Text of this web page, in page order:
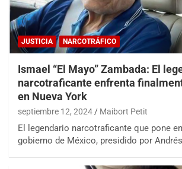
JUSTICIA NARCOTRÁFICO
Ismael “El Mayo” Zambada: El
narcotraficante enfrenta
en Nueva York
septiembre 12, 2024 Maibort Petit
El legendario narcotraficante que pone
gobierno de México, presidido por